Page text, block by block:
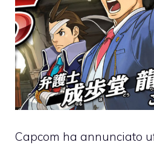
Capcom ha annunciato